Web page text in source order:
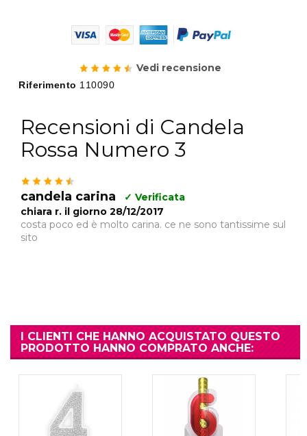
Vedi recensione
Riferimento 110090
Recensioni di Candela
Rossa Numero 3
candela carina
✓ Verificata
chiara r. il giorno 28/12/2017
costa poco ed è molto carina. ce ne sono tantissime sul
sito
I CLIENTI CHE HANNO ACQUISTATO QUESTO
PRODOTTO HANNO COMPRATO ANCHE: